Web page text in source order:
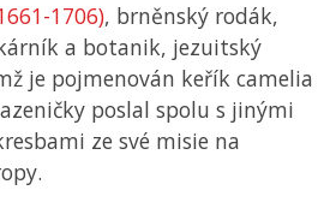
1706), brněnský rodák,
a botanik, jezuitský
je pojmenován keřík camelia
poslal spolu s jinými
ze své misie na